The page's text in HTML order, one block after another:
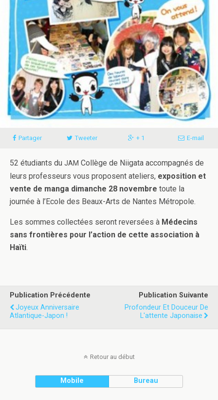
Partager Tweeter + 1 E-​​mail
52 étu­di­ants du JAM Col­lège de Niigata accom­pa­g­nés de
leurs pro­fesseurs vous pro­posent ate­liers, expo­si­tion et
vente de manga dimanche 28 novem­bre toute la
journée à l’Ecole des Beaux-​​Arts de Nantes Métropole.
Les sommes col­lec­tées seront rever­sées à Médecins
sans fron­tières pour l’action de cette asso­ci­a­tion à
Haïti.
Publication Précédente
Joyeux Anniversaire
Atlantique-Japon !
Publication Suivante
Profondeur Et Douceur De
L'attente Japonaise
Retour au début
Mobile Bureau